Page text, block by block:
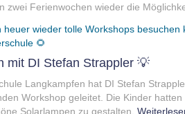
zwei Ferienwochen wieder die
🌻
mit DI Stefan Strappler 💡
Langkampfen hat DI Stefan
Workshop geleitet. Die Kinder
Solarlampen zu gestalten.